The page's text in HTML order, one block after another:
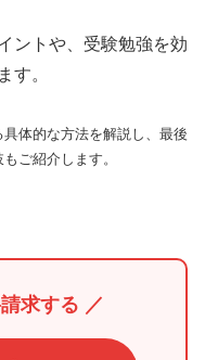
ントや、受験勉強を効
す。
体的な方法を解説し、最後
ご紹介します。
求する ／